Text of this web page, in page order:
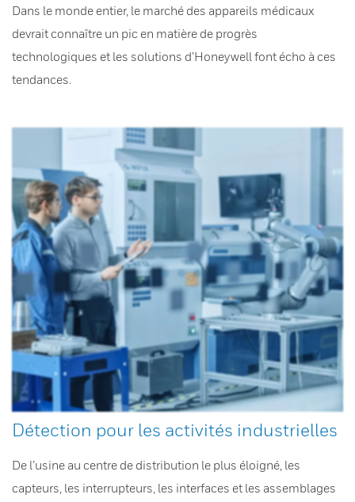
Dans le monde entier, le marché des appareils médicaux
devrait connaître un pic en matière de progrès
technologiques et les solutions d’Honeywell font écho à ces
tendances.
Détection pour les activités industrielles
De l’usine au centre de distribution le plus éloigné, les
capteurs, les interrupteurs, les interfaces et les assemblages